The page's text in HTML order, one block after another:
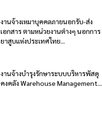
งานจ้างเหมาบุคคลภายนอกรับ-ส่ง
เอกสาร ตามหน่วยงานต่างๆ นอกการ
ยาสูบแห่งประเทศไทย...
งานจ้างบำรุงรักษาระบบบริหารพัสดุ
คงคลัง Warehouse Management...